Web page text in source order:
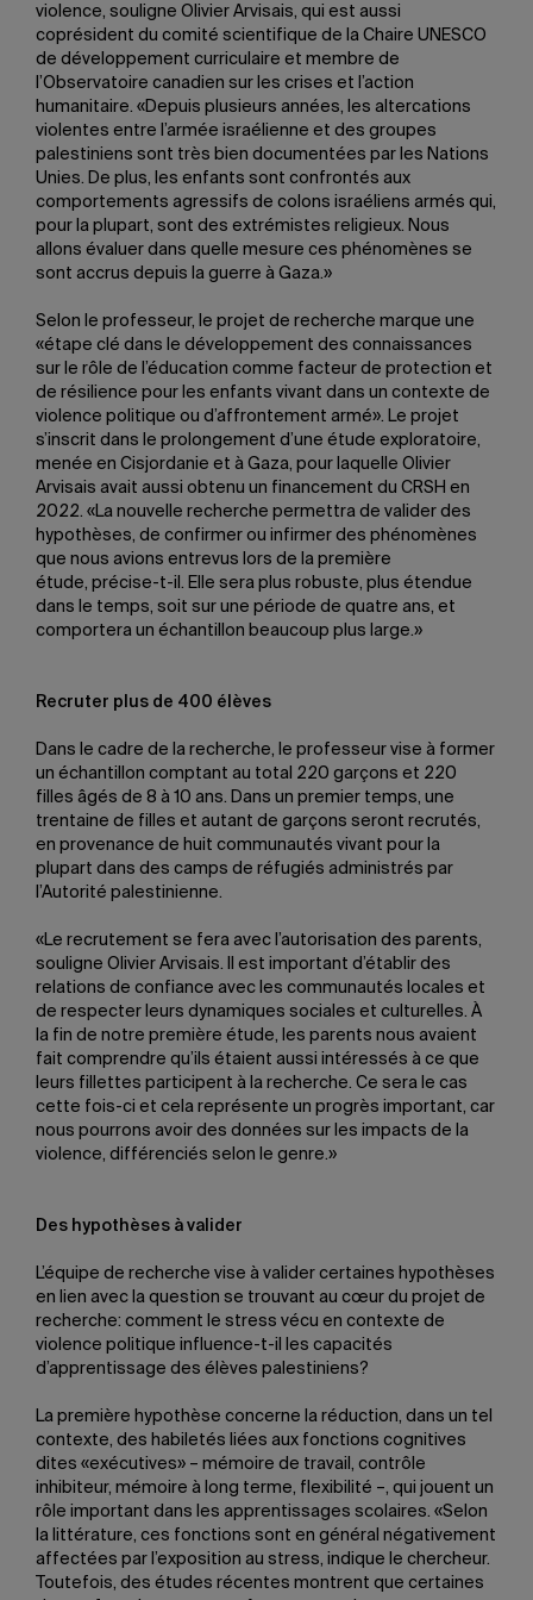
violence, souligne Olivier Arvisais, qui est aussi
coprésident du comité scientifique de la Chaire UNESCO
de développement curriculaire et membre de
l’Observatoire canadien sur les crises et l’action
humanitaire. «Depuis plusieurs années, les altercations
violentes entre l’armée israélienne et des groupes
palestiniens sont très bien documentées par les Nations
Unies. De plus, les enfants sont confrontés aux
comportements agressifs de colons israéliens armés qui,
pour la plupart, sont des extrémistes religieux. Nous
allons évaluer dans quelle mesure ces phénomènes se
sont accrus depuis la guerre à Gaza.»
Selon le professeur, le projet de recherche marque une
«étape clé dans le développement des connaissances
sur le rôle de l’éducation comme facteur de protection et
de résilience pour les enfants vivant dans un contexte de
violence politique ou d’affrontement armé». Le projet
s’inscrit dans le prolongement d’une étude exploratoire,
menée en Cisjordanie et à Gaza, pour laquelle Olivier
Arvisais avait aussi obtenu un financement du CRSH en
2022. «La nouvelle recherche permettra de valider des
hypothèses, de confirmer ou infirmer des phénomènes
que nous avions entrevus lors de la première
étude, précise-t-il. Elle sera plus robuste, plus étendue
dans le temps, soit sur une période de quatre ans, et
comportera un échantillon beaucoup plus large.»
Recruter plus de 400 élèves
Dans le cadre de la recherche, le professeur vise à former
un échantillon comptant au total 220 garçons et 220
filles âgés de 8 à 10 ans. Dans un premier temps, une
trentaine de filles et autant de garçons seront recrutés,
en provenance de huit communautés vivant pour la
plupart dans des camps de réfugiés administrés par
l’Autorité palestinienne.
«Le recrutement se fera avec l’autorisation des parents,
souligne Olivier Arvisais. Il est important d’établir des
relations de confiance avec les communautés locales et
de respecter leurs dynamiques sociales et culturelles. À
la fin de notre première étude, les parents nous avaient
fait comprendre qu’ils étaient aussi intéressés à ce que
leurs fillettes participent à la recherche. Ce sera le cas
cette fois-ci et cela représente un progrès important, car
nous pourrons avoir des données sur les impacts de la
violence, différenciés selon le genre.»
Des hypothèses à valider
L’équipe de recherche vise à valider certaines hypothèses
en lien avec la question se trouvant au cœur du projet de
recherche: comment le stress vécu en contexte de
violence politique influence-t-il les capacités
d’apprentissage des élèves palestiniens?
La première hypothèse concerne la réduction, dans un tel
contexte, des habiletés liées aux fonctions cognitives
dites «exécutives» – mémoire de travail, contrôle
inhibiteur, mémoire à long terme, flexibilité –, qui jouent un
rôle important dans les apprentissages scolaires. «Selon
la littérature, ces fonctions sont en général négativement
affectées par l’exposition au stress, indique le chercheur.
Toutefois, des études récentes montrent que certaines